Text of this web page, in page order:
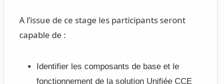
A l’issue de ce stage les participants seront
capable de :
Identifier les composants de base et le
fonctionnement de la solution Unifiée CCE